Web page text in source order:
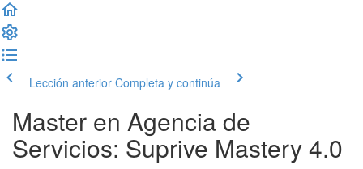
Lección anterior Completa y continúa
Master en Agencia de
Servicios: Suprive Mastery 4.0